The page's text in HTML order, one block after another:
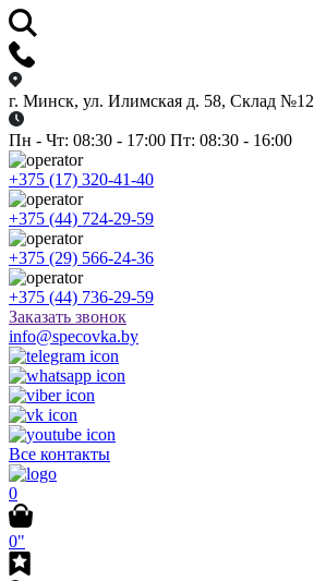
г. Минск, ул. Илимская д. 58, Склад №12
Пн - Чт: 08:30 - 17:00 Пт: 08:30 - 16:00
+375 (17) 320-41-40
+375 (44) 724-29-59
+375 (29) 566-24-36
+375 (44) 736-29-59
Заказать звонок
info@specovka.by
Все контакты
0
0"